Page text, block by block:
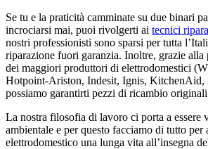
Se tu e la praticità camminate su due binari
incrociarsi mai, puoi rivolgerti ai tecnici
nostri professionisti sono sparsi per tutta
riparazione fuori garanzia. Inoltre, grazie alla
dei maggiori produttori di elettrodomestici
Hotpoint-Ariston, Indesit, Ignis, KitchenAid,
possiamo garantirti pezzi di ricambio
La nostra filosofia di lavoro ci porta a essere
ambientale e per questo facciamo di tutto per
elettrodomestico una lunga vita all’insegna